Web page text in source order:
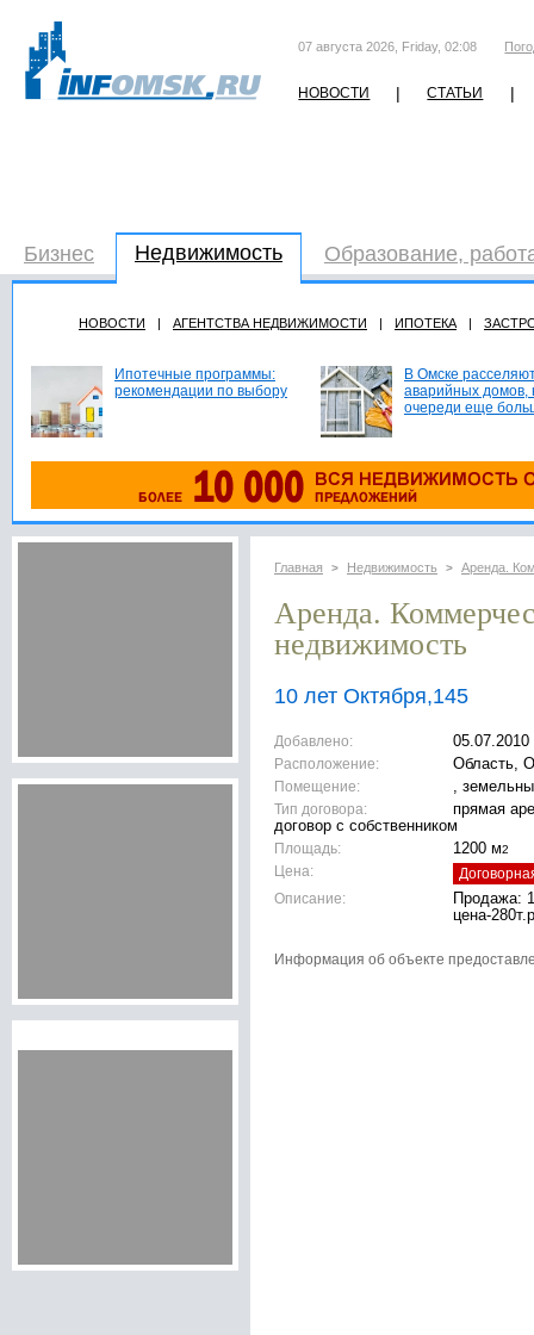
07 августа 2026, Friday, 02:08
НОВОСТИ | СТАТЬИ |
Бизнес Недвижимость Образование,
НОВОСТИ | АГЕНТСТВА НЕДВИЖИМОСТИ | ИПОТЕКА |
Ипотечные программы:
рекомендации по выбору
В Омске
аварийных домов,
очереди еще
Главная > Недвижимость > Аренда.
Аренда.
недвижимость
10 лет Октября,145
Добавлено:
05.07.2010
Расположение:
Область,
Помещение:
,
Тип договора:
прямая
договор с собственником
Площадь:
1200 м2
Цена:
Описание:
Продажа:
цена-
Информация об объекте